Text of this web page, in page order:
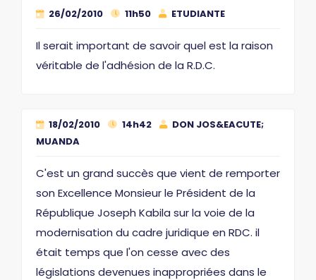
26/02/2010 11h50 ETUDIANTE
Il serait important de savoir quel est la raison
véritable de l'adhésion de la R.D.C.
18/02/2010 14h42
DON JOS&EACUTE;
MUANDA
C'est un grand succès que vient de remporter
son Excellence Monsieur le Président de la
République Joseph Kabila sur la voie de la
modernisation du cadre juridique en RDC. il
était temps que l'on cesse avec des
législations devenues inappropriées dans le